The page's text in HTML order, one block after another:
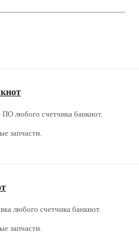
любого счетчика банкнот.
запчасти.
любого счетчика банкнот.
запчасти.